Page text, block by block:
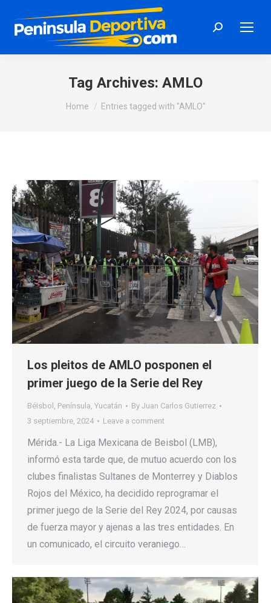
Search:
Tag Archives: AMLO
You are here:
Home Entries tagged with "AMLO"
Los pleitos de AMLO posponen el
primer juego de la Serie del Rey
Béisbol , Península, Yucatán By Juan Carlos Gutierrez
3 septiembre, 2024
Leave a comment
Mérida.- La Liga Mexicana de Beisbol (LMB),
informó esta tarde que, de mutuo acuerdo con los
clubes finalistas Sultanes de Monterrey y Diablos
Rojos del México, ha decidido reprogramar el
primer juego de la Serie del Rey 2024, por causas
de fuerza mayor y ajenas a las tres entidades. En
un comunicado, el circuito veraniego…